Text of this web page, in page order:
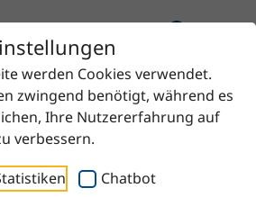
werden Cookies verwendet.
zwingend benötigt, während es
Ihre Nutzererfahrung auf
verbessern.
Chatbot
Isobutanol